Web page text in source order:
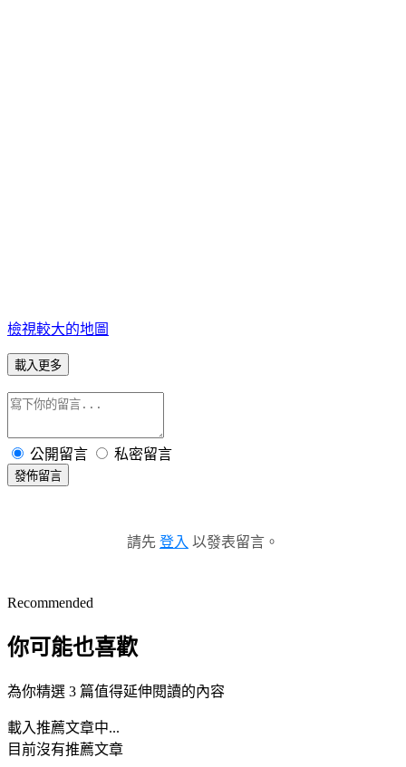
檢視較大的地圖
載入更多
公開留言 私密留言
發佈留言
請先 登入 以發表留言。
Recommended
你可能也喜歡
為你精選 3 篇值得延伸閱讀的內容
載入推薦文章中...
目前沒有推薦文章